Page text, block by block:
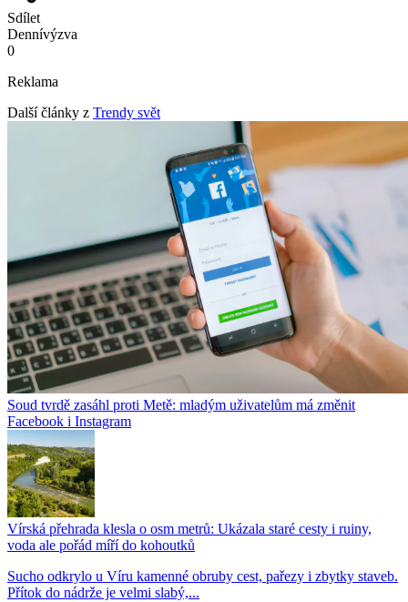
Sdílet
Dennívýzva
0
Reklama
Další články z Trendy svět
Soud tvrdě zasáhl proti Metě: mladým uživatelům má změnit
Facebook i Instagram
Vírská přehrada klesla o osm metrů: Ukázala staré cesty i ruiny,
voda ale pořád míří do kohoutků
Sucho odkrylo u Víru kamenné obruby cest, pařezy i zbytky staveb.
Přítok do nádrže je velmi slabý,...